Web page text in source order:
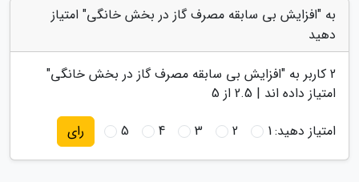
به "افزایش بی سابقه مصرف گاز در بخش خانگی" امتیاز
دهید
2 کاربر به "افزایش بی سابقه مصرف گاز در بخش خانگی"
امتیاز داده اند | 2.5 از 5
امتیاز دهید:1
2
3
4
5 رای